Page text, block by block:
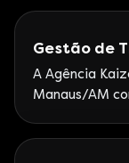
nacional de
Gestão de
A Agência
Manaus/AM
nacional